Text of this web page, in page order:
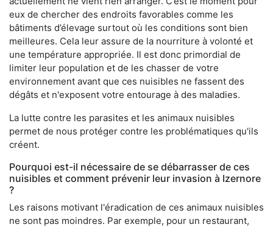
eux de chercher des endroits favorables comme les
bâtiments d’élevage surtout où les conditions sont bien
meilleures. Cela leur assure de la nourriture à volonté et
une température appropriée. Il est donc primordial de
limiter leur population et de les chasser de votre
environnement avant que ces nuisibles ne fassent des
dégâts et n'exposent votre entourage à des maladies.
La lutte contre les parasites et les animaux nuisibles
permet de nous protéger contre les problématiques qu'ils
créent.
Pourquoi est-il nécessaire de se débarrasser de ces
nuisibles et comment prévenir leur invasion à Izernore
?
Les raisons motivant l'éradication de ces animaux nuisibles
ne sont pas moindres. Par exemple, pour un restaurant,